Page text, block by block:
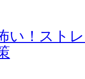
い！スト